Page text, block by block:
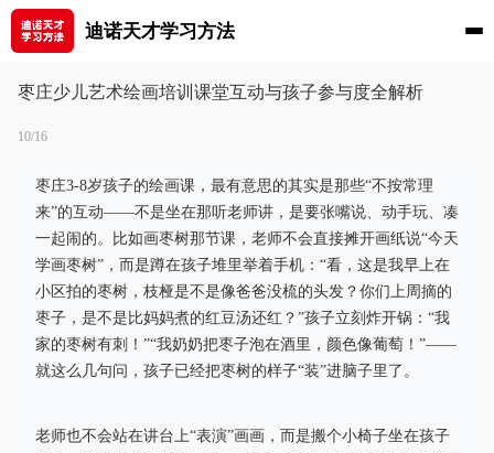
迪诺天才学习方法
枣庄少儿艺术绘画培训课堂互动与孩子参与度全解析
10/16
枣庄3-8岁孩子的绘画课，最有意思的其实是那些“不按常理
来”的互动——不是坐在那听老师讲，是要张嘴说、动手玩、凑
一起闹的。比如画枣树那节课，老师不会直接摊开画纸说“今天
学画枣树”，而是蹲在孩子堆里举着手机：“看，这是我早上在
小区拍的枣树，枝桠是不是像爸爸没梳的头发？你们上周摘的
枣子，是不是比妈妈煮的红豆汤还红？”孩子立刻炸开锅：“我
家的枣树有刺！”“我奶奶把枣子泡在酒里，颜色像葡萄！”——
就这么几句问，孩子已经把枣树的样子“装”进脑子里了。
老师也不会站在讲台上“表演”画画，而是搬个小椅子坐在孩子